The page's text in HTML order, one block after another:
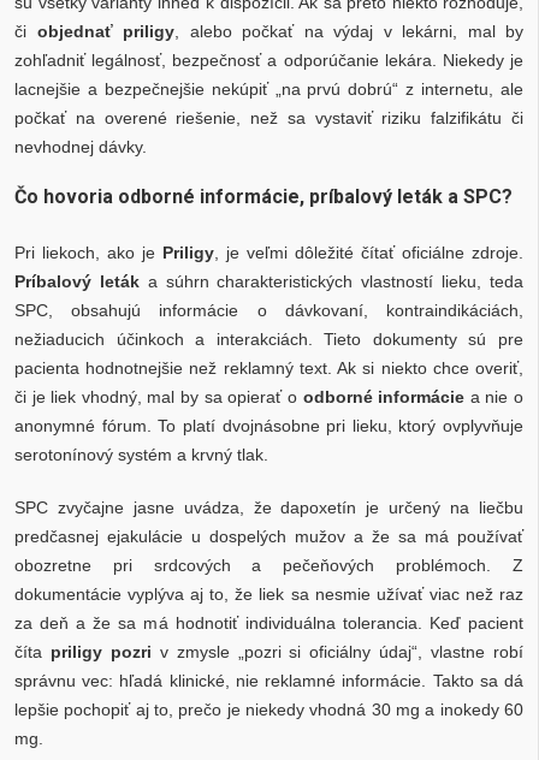
či objednať priligy , alebo počkať na výdaj v lekárni, mal by
zohľadniť legálnosť, bezpečnosť a odporúčanie lekára. Niekedy je
lacnejšie a bezpečnejšie nekúpiť „na prvú dobrú“ z internetu, ale
počkať na overené riešenie, než sa vystaviť riziku falzifikátu či
nevhodnej dávky.
Čo hovoria odborné informácie, príbalový leták a SPC?
Pri liekoch, ako je Priligy , je veľmi dôležité čítať oficiálne zdroje.
Príbalový letáka súhrn charakteristických vlastností lieku, teda
SPC, obsahujú informácie o dávkovaní, kontraindikáciách,
nežiaducich účinkoch a interakciách. Tieto dokumenty sú pre
pacienta hodnotnejšie než reklamný text. Ak si niekto chce overiť,
či je liek vhodný, mal by sa opierať o odborné informácie a nie o
anonymné fórum. To platí dvojnásobne pri lieku, ktorý ovplyvňuje
serotonínový systém a krvný tlak.
SPC zvyčajne jasne uvádza, že dapoxetín je určený na liečbu
predčasnej ejakulácie u dospelých mužov a že sa má používať
obozretne pri srdcových a pečeňových problémoch. Z
dokumentácie vyplýva aj to, že liek sa nesmie užívať viac než raz
za deň a že sa má hodnotiť individuálna tolerancia. Keď pacient
číta priligy pozri v zmysle „pozri si oficiálny údaj“, vlastne robí
správnu vec: hľadá klinické, nie reklamné informácie. Takto sa dá
lepšie pochopiť aj to, prečo je niekedy vhodná 30 mg a inokedy 60
mg.